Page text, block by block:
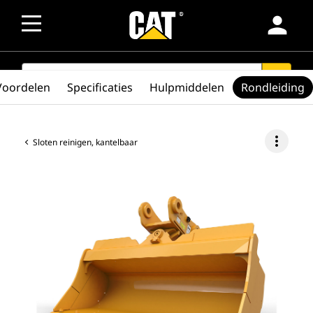
person
SEARCH search
Sloten reinigen, kantelbaar more_vert
Specificaties Hulpmiddelen Rondleiding